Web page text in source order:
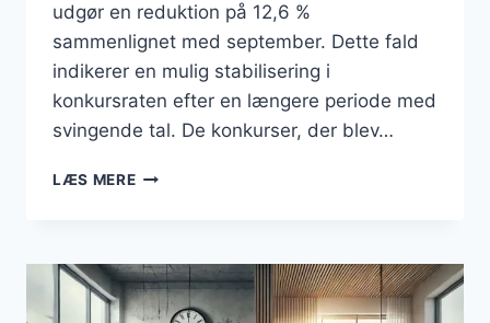
udgør en reduktion på 12,6 %
sammenlignet med september. Dette fald
indikerer en mulig stabilisering i
konkursraten efter en længere periode med
svingende tal. De konkurser, der blev…
LÆS MEREFALD
BLANDT
AKTIVE
VIRKSOMHEDER